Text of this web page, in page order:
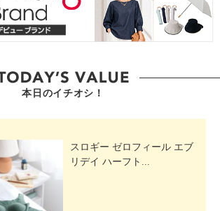
本日のイチオシ！
スロギー ゼロフィール エブ
リデイ ハーフト...